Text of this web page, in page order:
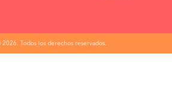
Todos los derechos reservados.